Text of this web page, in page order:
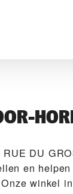
DU
en
winkel